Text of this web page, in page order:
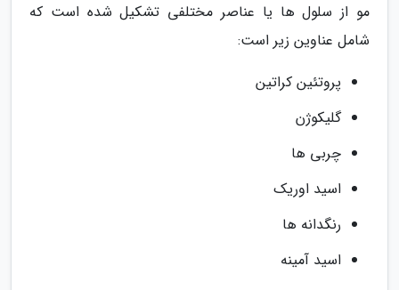
مو از سلول ها یا عناصر مختلفی تشکیل شده است که
شامل عناوین زیر است:
پروتئین کراتین
گلیکوژن
چربی ها
اسید اوریک
رنگدانه ها
اسید آمینه